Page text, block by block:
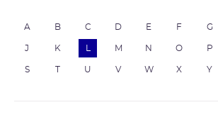
A B C D E F G
J K M N O P
S U V W X Y